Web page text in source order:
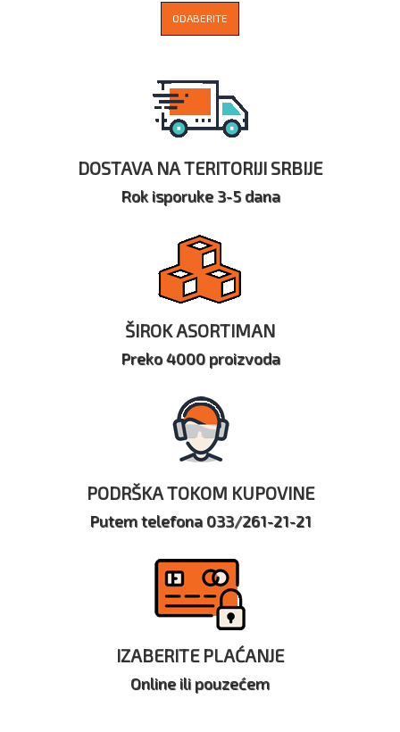
ODABERITE
DOSTAVA NA TERITORIJI SRBIJE
Rok isporuke 3-5 dana
ŠIROK ASORTIMAN
Preko 4000 proizvoda
PODRŠKA TOKOM KUPOVINE
Putem telefona 033/261-21-21
IZABERITE PLAĆANJE
Online ili pouzećem